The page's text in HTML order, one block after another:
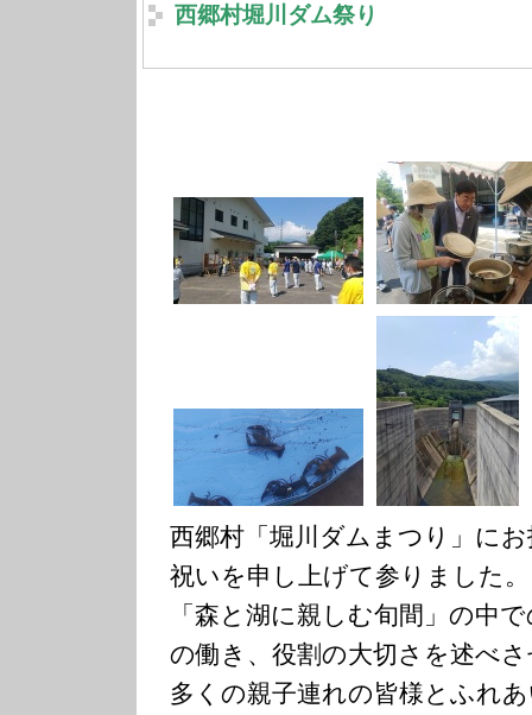
西郷村堀川ダム祭り
西郷村「堀川ダムまつり」に
祝いを申し上げて参りました。
「森と湖に親しむ旬間」の中
の働き、役割の大切さを述べ
多くの親子連れの皆様とふれ